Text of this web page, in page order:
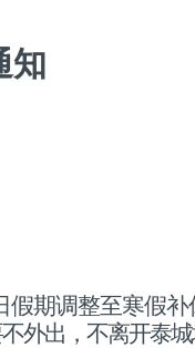
知
假期调整至寒假补
外出，不离开泰